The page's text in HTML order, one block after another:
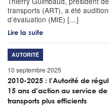
transports (ART), a été
d’évaluation (MIE) […]
Lire la suite
AUTORITÉ
10 septembre 2025
2010-2025 : l’Autorité de
15 ans d’action au service
transports plus efficients